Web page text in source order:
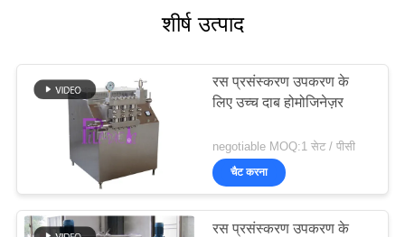
शीर्ष उत्पाद
रस प्रसंस्करण उपकरण के
लिए उच्च दाब होमोजिनेज़र
negotiable MOQ:1 सेट / पीसी
चैट करना
रस प्रसंस्करण उपकरण के